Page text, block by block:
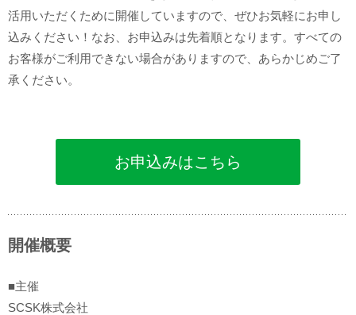
活用いただくために開催していますので、ぜひお気軽にお申し
込みください！なお、お申込みは先着順となります。すべての
お客様がご利用できない場合がありますので、あらかじめご了
承ください。
お申込みはこちら
開催概要
■主催
SCSK株式会社